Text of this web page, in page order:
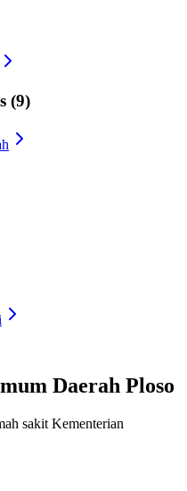
(9)
Daerah Ploso
sakit Kementerian